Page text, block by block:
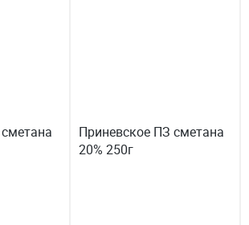
Приневское ПЗ сметана
20% 250г